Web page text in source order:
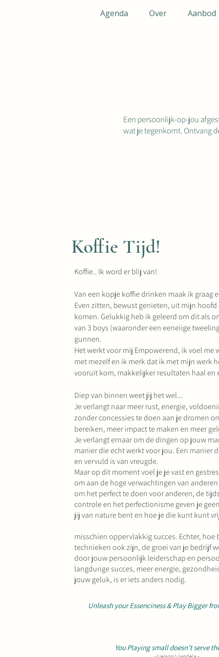
Agenda Over Aanbod
Een persoonlijk-op-jou
wat je tegenkomt. Ontvang
Koffie Tijd!
Koffie.. Ik word er blij van!
Van een kopje koffie drinken maak ik graag
Even zitten, bewust genieten, uit mijn hoofd
komen. Gelukkig heb ik geleerd om dit als
van 3 boys (waaronder een eeneiige
gunnen.
Het werkt voor mij Empowerend, ik voel me
met mezelf en ik merk dat ik met mijn werk
vooruit kom, makkelijker resultaten haal en
Diep van binnen weet jij het wel...
Je verlangt naar meer rust, energie,
zonder concessies te doen aan je dromen
bereiken, meer impact te maken en meer
Je verlangt ernaar om de dingen op jouw
manier die echt werkt voor jou. Een manier
en vervuld is van vreugde.
Maar op dit moment voel je je vast en
om aan de hoge verwachtingen van
om het perfect te doen voor anderen, de
controle en het perfectionisme geven je
jij van nature bent en hoe je die kunt kunt
misschien oppervlakkig succes. Echter,
technieken ook zijn, de groei van je bedrijf
door jouw persoonlijk leiderschap en
langdurige succes, meer energie,
jouw geluk, is er iets anders nodig.
Unleash your Essenciness & Play Bigger
You Playing small doesn't serve